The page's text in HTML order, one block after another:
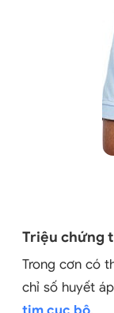
Triệu chứng
Trong cơn có
chỉ số huyết